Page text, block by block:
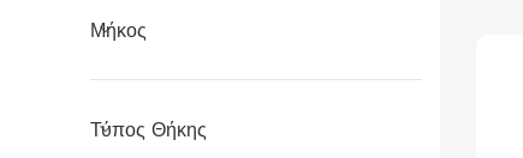
Μήκος
Τύπος Θήκης